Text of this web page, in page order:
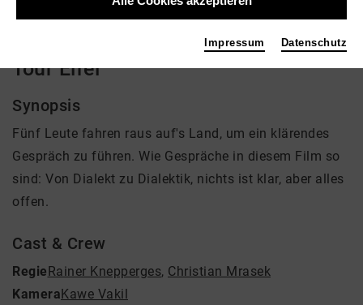
Tour Eifel
Synopsis
Fünf Leute fahren raus auf's Land, um ein klärendes
Gespräch zu führen. Wie Gespräche in diesem Film so
sind: Von Dialekt zu Dialektik, nichts ist klar, aber alles
offen.
Cast & Crew
RegieRainer Knepperges, Christian Mrasek
KameraKawe Vakil
Impressum Datenschutz